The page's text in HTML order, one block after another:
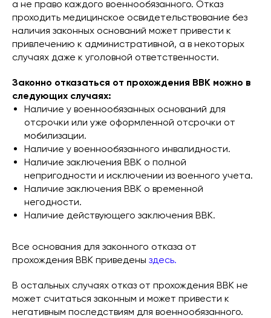
а не право каждого военнообязанного. Отказ
проходить медицинское освидетельствование без
наличия законных оснований может привести к
привлечению к административной, а в некоторых
случаях даже к уголовной ответственности.
Законно отказаться от прохождения ВВК можно в
следующих случаях:
Наличие у военнообязанных оснований для
отсрочки или уже оформленной отсрочки от
мобилизации.
Наличие у военнообязанного инвалидности.
Наличие заключения ВВК о полной
непригодности и исключении из военного учета.
Наличие заключения ВВК о временной
негодности.
Наличие действующего заключения ВВК.
Все основания для законного отказа от
прохождения ВВК приведены здесь.
В остальных случаях отказ от прохождения ВВК не
может считаться законным и может привести к
негативным последствиям для военнообязанного.